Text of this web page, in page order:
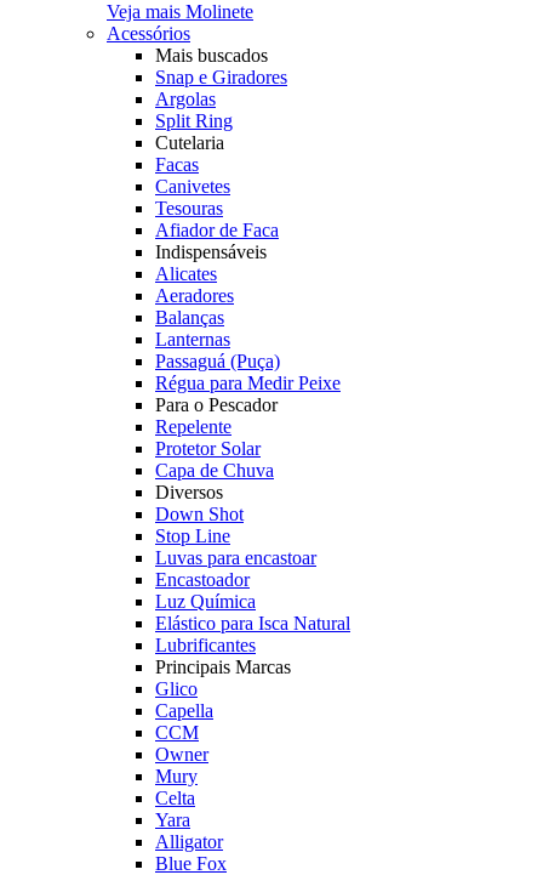
Veja mais Molinete
Acessórios
Mais buscados
Snap e Giradores
Argolas
Split Ring
Cutelaria
Facas
Canivetes
Tesouras
Afiador de Faca
Indispensáveis
Alicates
Aeradores
Balanças
Lanternas
Passaguá (Puça)
Régua para Medir Peixe
Para o Pescador
Repelente
Protetor Solar
Capa de Chuva
Diversos
Down Shot
Stop Line
Luvas para encastoar
Encastoador
Luz Química
Elástico para Isca Natural
Lubrificantes
Principais Marcas
Glico
Capella
CCM
Owner
Mury
Celta
Yara
Alligator
Blue Fox